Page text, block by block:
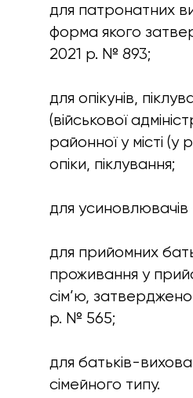
для патронатних
форма якого
2021 р. № 893;
для опікунів,
(військової
районної у місті
опіки, піклування;
для
для прийомних
проживання у
сім’ю,
р. № 565;
для батьків-
сімейного типу.